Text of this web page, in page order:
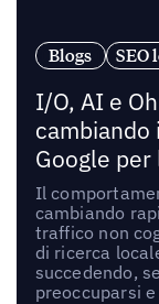
Blogs SEO
I/O, AI e
Google
Il
cambiando
traffico non
di ricerca
succedendo,
preoccuparsi